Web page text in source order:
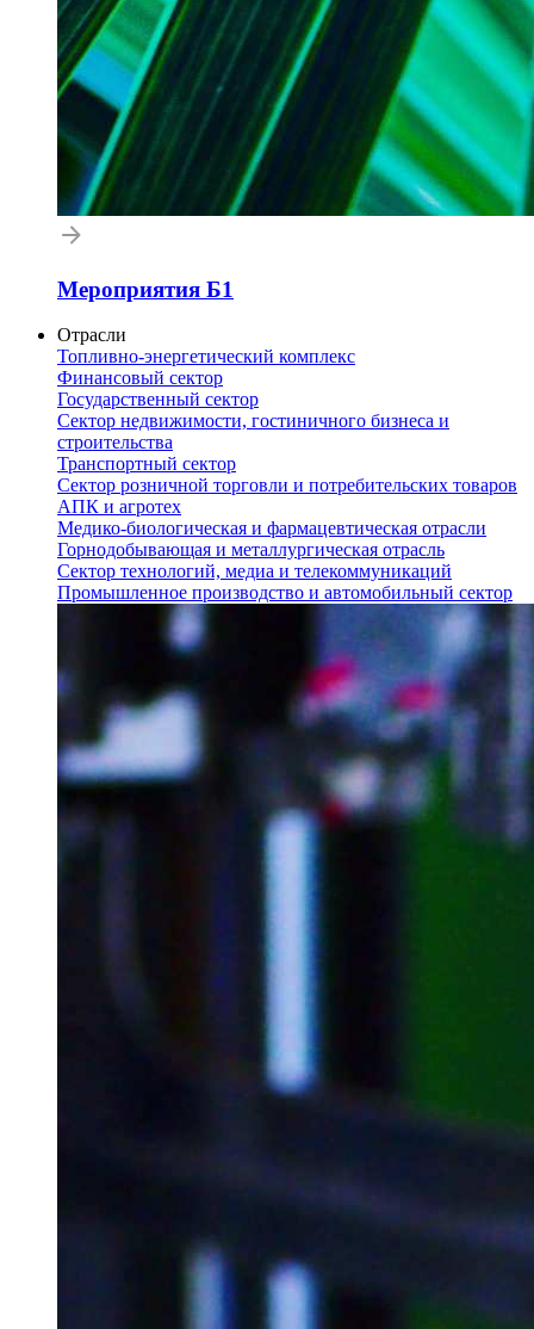
Мероприятия Б1
Отрасли
Топливно-энергетический комплекс
Финансовый сектор
Государственный сектор
Сектор недвижимости, гостиничного бизнеса и
строительства
Транспортный сектор
Сектор розничной торговли и потребительских товаров
АПК и агротех
Медико-биологическая и фармацевтическая отрасли
Горнодобывающая и металлургическая отрасль
Сектор технологий, медиа и телекоммуникаций
Промышленное производство и автомобильный сектор